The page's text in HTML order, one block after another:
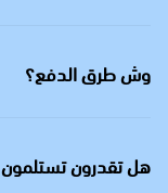
وش طرق الدفع؟
هل تقدرون